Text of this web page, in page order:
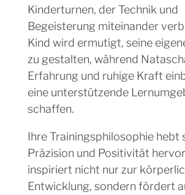
Kinderturnen, der Technik und
Begeisterung miteinander
Kind wird ermutigt, seine
zu gestalten, während
Erfahrung und ruhige Kraft
eine unterstützende
schaffen.
Ihre Trainingsphilosophie hebt
Präzision und Positivität
inspiriert nicht nur zur
Entwicklung, sondern fördert